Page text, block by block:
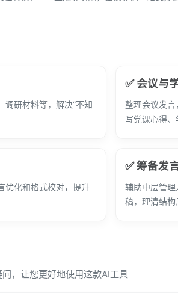
调研材料等，解决“不知
✅ 会议与
整理会议发
写党课心得、
优化和格式校对，提升
✅ 筹备发
辅助中层管
稿，理清结构
，让您更好地使用这款AI工具